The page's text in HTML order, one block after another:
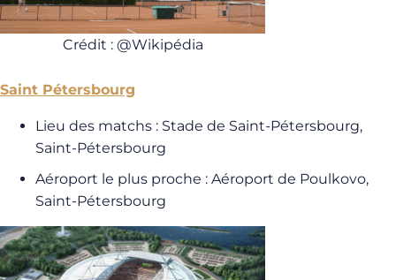
Crédit : @Wikipédia
Saint Pétersbourg
Lieu des matchs : Stade de Saint-Pétersbourg,
Saint-Pétersbourg
Aéroport le plus proche : Aéroport de Poulkovo,
Saint-Pétersbourg